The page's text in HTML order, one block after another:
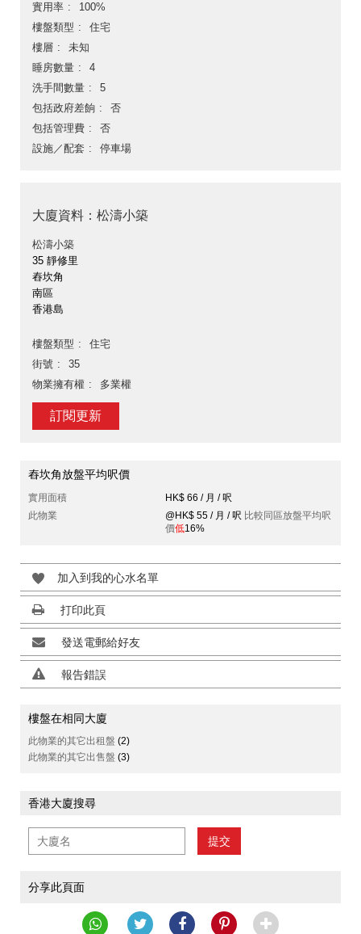
實用率
100%
樓盤類型
住宅
樓層
未知
睡房數量
4
洗手間數量
5
包括政府差餉
否
包括管理費
否
設施／配套
停車場
大廈資料：松濤小築
松濤小築
35 靜修里
舂坎角
南區
香港島
樓盤類型
住宅
街號
35
物業擁有權
多業權
訂閱更新
舂坎角放盤平均呎價
實用面積
HK$ 66 / 月 / 呎
此物業
@HK$ 55 / 月 / 呎 比較同區放盤平均呎
價低16%
加入到我的心水名單
打印此頁
發送電郵給好友
報告錯誤
樓盤在相同大廈
此物業的其它出租盤 (2)
此物業的其它出售盤 (3)
香港大廈搜尋
提交
分享此頁面